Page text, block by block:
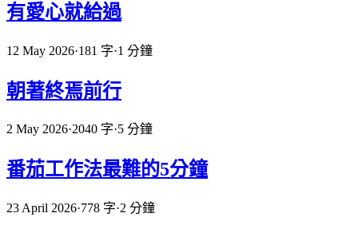
有愛心就給過
12 May 2026·181 字·1 分鐘
朝著終焉前行
2 May 2026·2040 字·5 分鐘
番茄工作法最難的5分鐘
23 April 2026·778 字·2 分鐘